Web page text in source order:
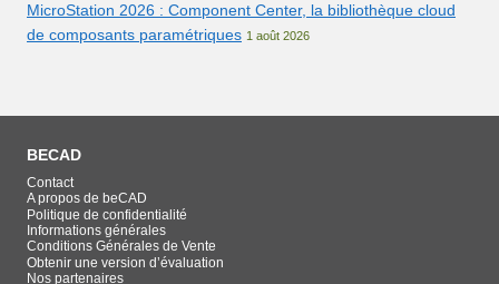
MicroStation 2026 : Component Center, la bibliothèque cloud
de composants paramétriques 1 août 2026
BECAD
Contact
A propos de beCAD
Politique de confidentialité
Informations générales
Conditions Générales de Vente
Obtenir une version d’évaluation
Nos partenaires